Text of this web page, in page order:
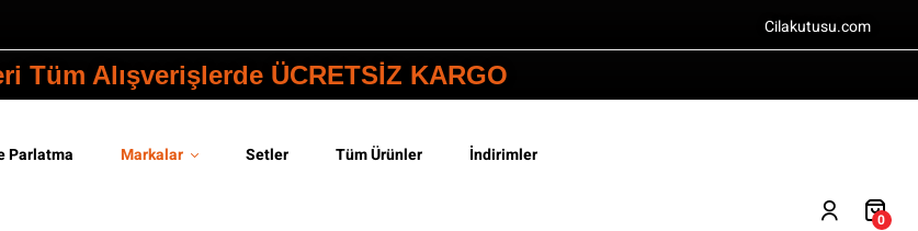
Cilakutusu.com
Tüm Alışverişlerde ÜCRETSİZ KARGO
Parlatma Markalar Setler Tüm Ürünler İndirimler
0